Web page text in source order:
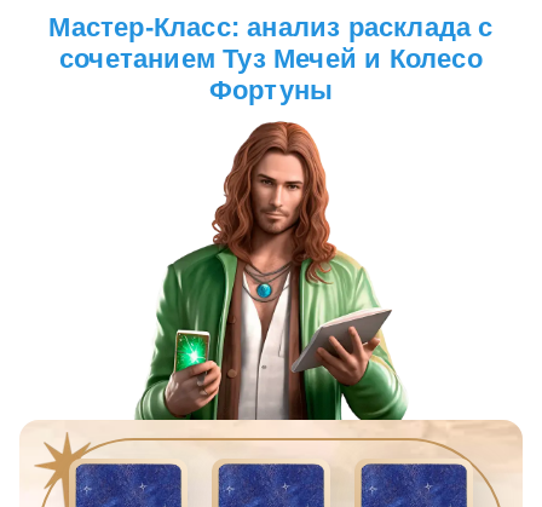
Мастер-Класс: анализ расклада с
сочетанием Туз Мечей и Колесо
Фортуны